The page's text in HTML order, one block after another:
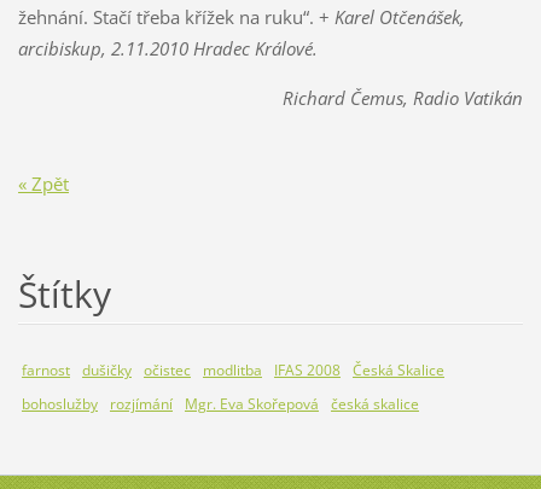
žehnání. Stačí třeba křížek na ruku“. + Karel Otčenášek,
arcibiskup, 2.11.2010 Hradec Králové.
Richard Čemus, Radio Vatikán
« Zpět
Štítky
farnost dušičky očistec modlitba IFAS 2008 Česká Skalice
bohoslužby
rozjímání Mgr. Eva Skořepová česká skalice